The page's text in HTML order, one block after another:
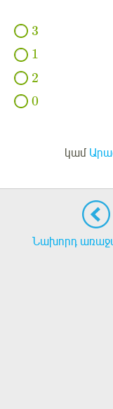
3
1
2
0
կամ
Նախորդ